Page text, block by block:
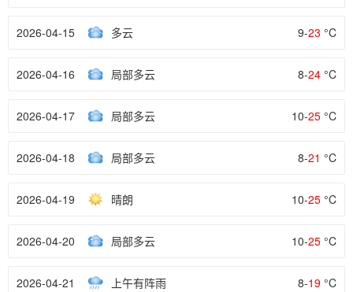
2026-04-15 多云 9-23 °C
2026-04-16 局部多云 8-24 °C
2026-04-17 局部多云 10-25 °C
2026-04-18 局部多云 8-21 °C
2026-04-19 晴朗 10-25 °C
2026-04-20 局部多云 10-25 °C
2026-04-21 上午有阵雨 8-19 °C